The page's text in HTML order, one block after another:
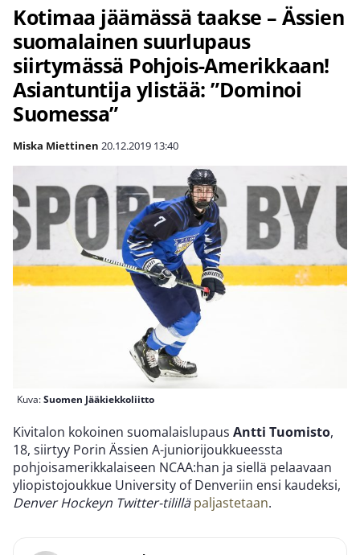
Kotimaa jäämässä taakse – Ässien
suomalainen suurlupaus
siirtymässä Pohjois-Amerikkaan!
Asiantuntija ylistää: ”Dominoi
Suomessa”
Miska Miettinen 20.12.2019 13:40
Kuva:Suomen Jääkiekkoliitto
Kivitalon kokoinen suomalaislupaus Antti Tuomisto,
18, siirtyy Porin Ässien A-juniorijoukkueessta
pohjoisamerikkalaiseen NCAA:han ja siellä pelaavaan
yliopistojoukkue University of Denveriin ensi kaudeksi,
Denver Hockeyn Twitter-tilillä paljastetaan.